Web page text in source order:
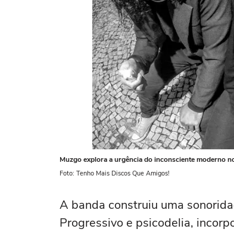
Muzgo explora a urgência do inconsciente moderno
Foto: Tenho Mais Discos Que Amigos!
A banda construiu uma
Progressivo e psicodelia,